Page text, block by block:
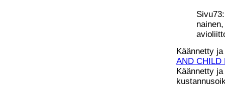
Käännetty
AND CHILD
Käännetty